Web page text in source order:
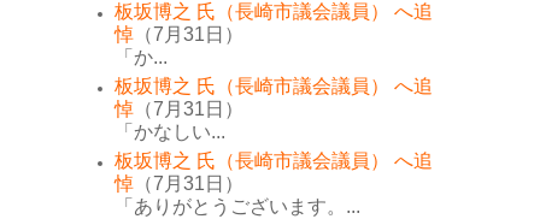
板坂博之 氏（長崎市議会議員） へ追
悼 （7月31日）
「か...
板坂博之 氏（長崎市議会議員） へ追
悼 （7月31日）
「かなしい...
板坂博之 氏（長崎市議会議員） へ追
悼 （7月31日）
「ありがとうございます。...